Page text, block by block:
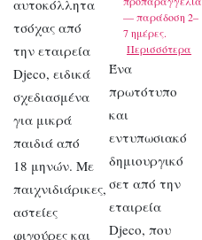
αυτοκόλλητα
τσόχας από
την εταιρεία
Djeco, ειδικά
σχεδιασμένα
για μικρά
παιδιά από
18 μηνών. Με
παιχνιδιάρικες,
αστείες
φιγούρες και
— παράδοση 2–
7 ημέρες.
Περισσότερα
Ένα
πρωτότυπο
και
εντυπωσιακό
δημιουργικό
σετ από την
εταιρεία
Djeco, που